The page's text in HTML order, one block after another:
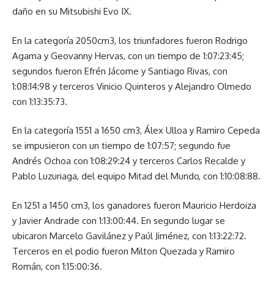
daño en su Mitsubishi Evo IX.
En la categoría 2050cm3, los triunfadores fueron Rodrigo
Agama y Geovanny Hervas, con un tiempo de 1:07:23:45;
segundos fueron Efrén Jácome y Santiago Rivas, con
1:08:14:98 y terceros Vinicio Quinteros y Alejandro Olmedo
con 1:13:35:73.
En la categoría 1551 a 1650 cm3, Álex Ulloa y Ramiro Cepeda
se impusieron con un tiempo de 1:07:57; segundo fue
Andrés Ochoa con 1:08:29:24 y terceros Carlos Recalde y
Pablo Luzuriaga, del equipo Mitad del Mundo, con 1:10:08:88.
En 1251 a 1450 cm3, los ganadores fueron Mauricio Herdoiza
y Javier Andrade con 1:13:00:44. En segundo lugar se
ubicaron Marcelo Gavilánez y Paúl Jiménez, con 1:13:22:72.
Terceros en el podio fueron Milton Quezada y Ramiro
Román, con 1:15:00:36.